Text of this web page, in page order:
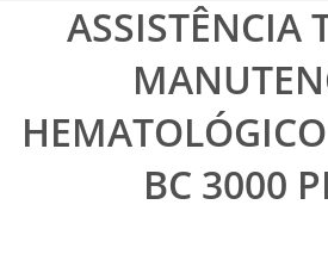
ASSISTÊNCIA
BC 3000